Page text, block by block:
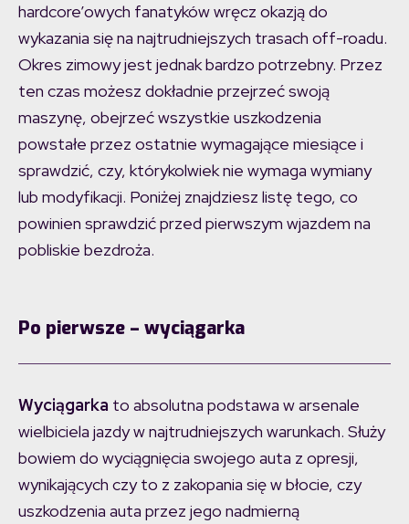
hardcore’owych fanatyków wręcz okazją do
wykazania się na najtrudniejszych trasach off-roadu.
Okres zimowy jest jednak bardzo potrzebny. Przez
ten czas możesz dokładnie przejrzeć swoją
maszynę, obejrzeć wszystkie uszkodzenia
powstałe przez ostatnie wymagające miesiące i
sprawdzić, czy, którykolwiek nie wymaga wymiany
lub modyfikacji. Poniżej znajdziesz listę tego, co
powinien sprawdzić przed pierwszym wjazdem na
pobliskie bezdroża.
Po pierwsze – wyciągarka
Wyciągarka to absolutna podstawa w arsenale
wielbiciela jazdy w najtrudniejszych warunkach. Służy
bowiem do wyciągnięcia swojego auta z opresji,
wynikających czy to z zakopania się w błocie, czy
uszkodzenia auta przez jego nadmierną